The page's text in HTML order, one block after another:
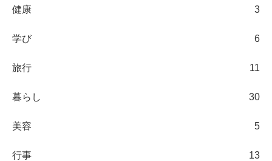
健康 3
学び 6
旅行 11
暮らし 30
美容 5
行事 13